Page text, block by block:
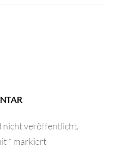
nicht veröffentlicht.
* markiert